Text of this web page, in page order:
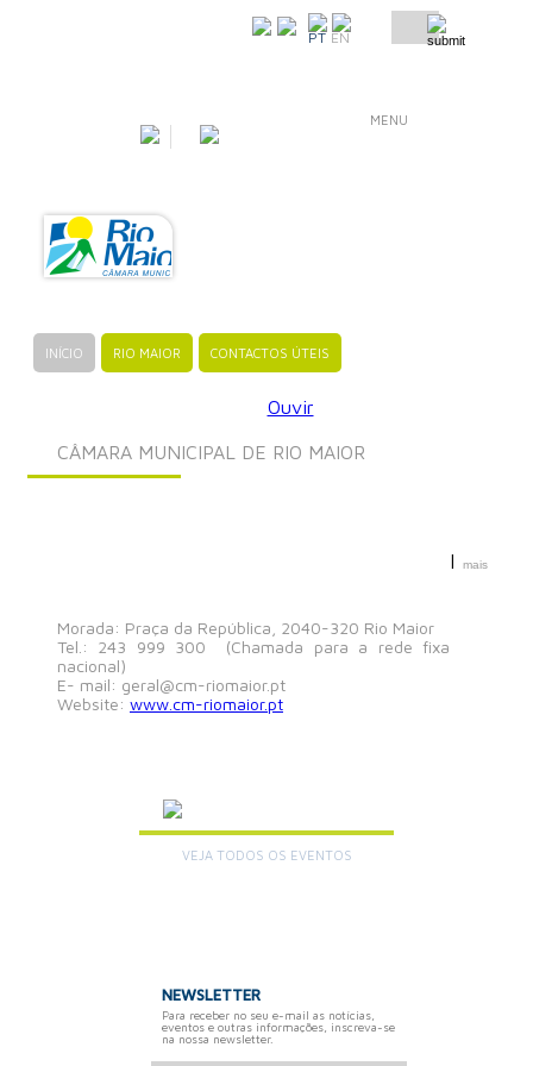
PT EN
MENU
INÍCIO RIO MAIOR CONTACTOS ÚTEIS
Ouvir
CÂMARA MUNICIPAL DE RIO MAIOR
| mais
Morada: Praça da República, 2040-320 Rio Maior
Tel.: 243 999 300 (Chamada para a rede fixa
nacional)
E- mail: geral@cm-riomaior.pt
Website: www.cm-riomaior.pt
VEJA TODOS OS EVENTOS
NEWSLETTER
Para receber no seu e-mail as notícias,
eventos e outras informações, inscreva-se
na nossa newsletter.